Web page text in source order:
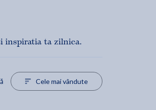
inspiratia ta zilnica.
Cele mai vândute